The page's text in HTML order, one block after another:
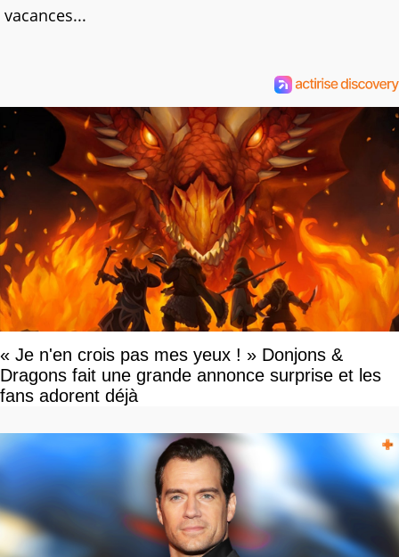
vacances...
« Je n'en crois pas mes yeux ! » Donjons &
Dragons fait une grande annonce surprise et les
fans adorent déjà